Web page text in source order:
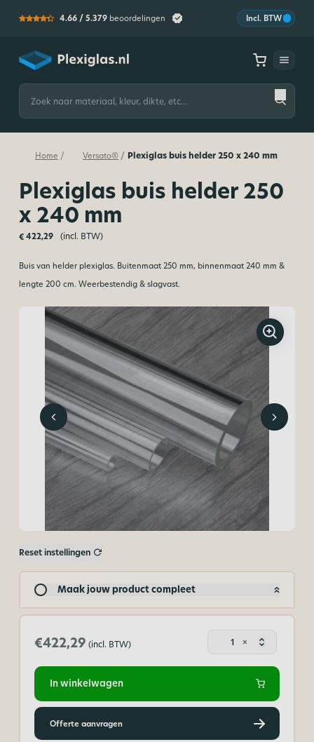
4.66 / 5.379 beoordelingen Incl. BTW
Plexiglas
Zoeken
naar:
Home / Versato® / Plexiglas buis helder 250 x 240 mm
Plexiglas buis helder 250
x 240 mm
€422,29 (incl. BTW)
Buis van helder plexiglas. Buitenmaat 250 mm, binnenmaat 240 mm &
lengte 200 cm. Weerbestendig & slagvast.
Reset instellingen
Maak jouw product compleet
€422,29 (incl. BTW)
buis
250
240
mm
×
In winkelwagen
Offerte aanvragen